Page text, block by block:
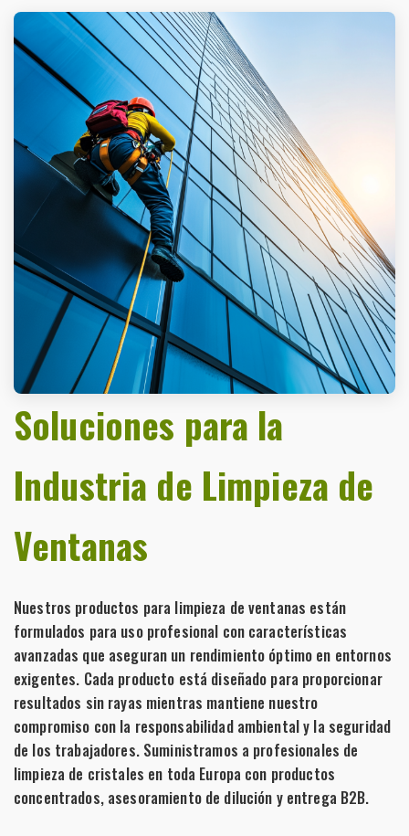
Soluciones para la
Industria de Limpieza de
Ventanas
Nuestros productos para limpieza de ventanas están
formulados para uso profesional con características
avanzadas que aseguran un rendimiento óptimo en entornos
exigentes. Cada producto está diseñado para proporcionar
resultados sin rayas mientras mantiene nuestro
compromiso con la responsabilidad ambiental y la seguridad
de los trabajadores. Suministramos a profesionales de
limpieza de cristales en toda Europa con productos
concentrados, asesoramiento de dilución y entrega B2B.